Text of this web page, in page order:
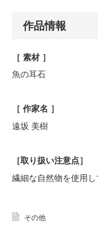
作品情報
［ 素材 ］
魚の耳石
［ 作家名 ］
遠坂 美樹
［取り扱い注意点］
繊細な自然物を使用
その他